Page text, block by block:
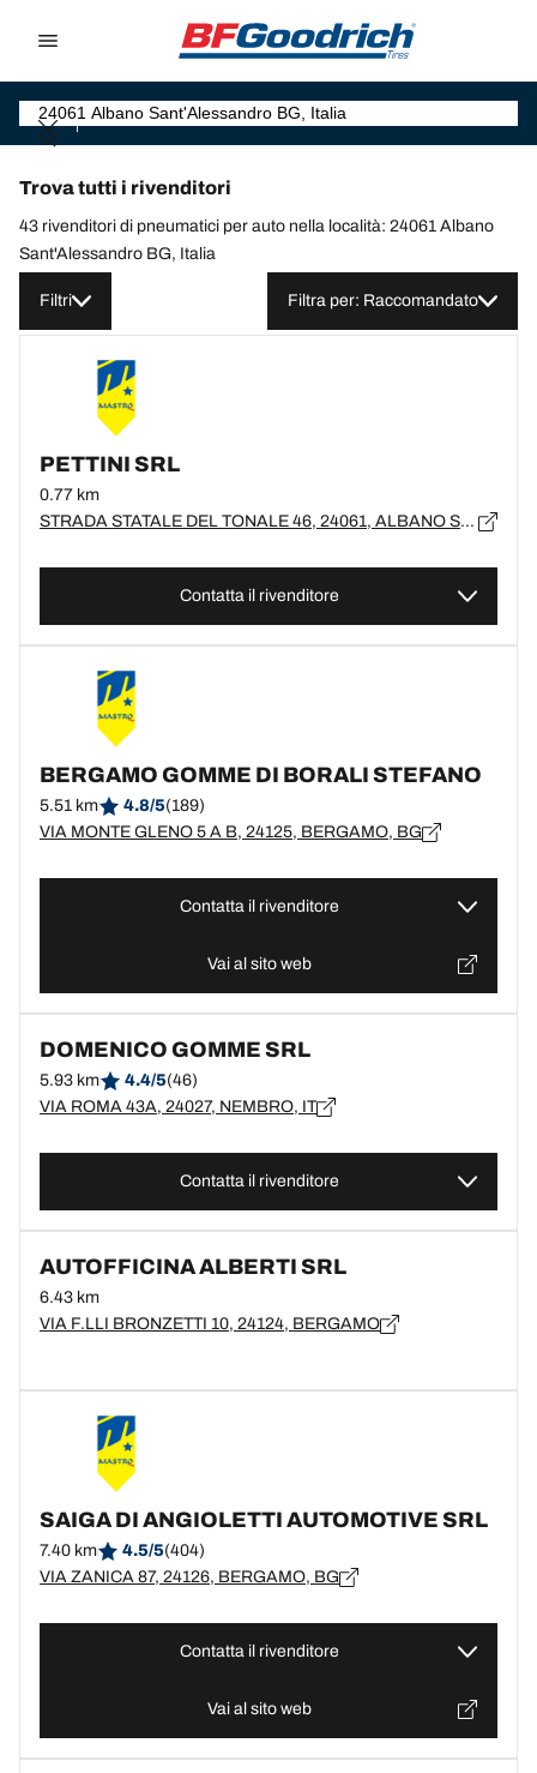
Trova tutti i rivenditori
43 rivenditori di pneumatici per auto nella località: 24061 Albano
Sant'Alessandro BG, Italia
Filtri Filtra per: Raccomandato
PETTINI SRL
0.77 km
STRADA STATALE DEL TONALE 46, 24061, ALBANO SANT'ALESSANDRO
Contatta il rivenditore
BERGAMO GOMME DI BORALI STEFANO
5.51 km 4.8/5(189)
VIA MONTE GLENO 5 A B, 24125, BERGAMO, BG
Contatta il rivenditore
Vai al sito web
DOMENICO GOMME SRL
5.93 km 4.4/5(46)
VIA ROMA 43A, 24027, NEMBRO, IT
Contatta il rivenditore
AUTOFFICINA ALBERTI SRL
6.43 km
VIA F.LLI BRONZETTI 10, 24124, BERGAMO
SAIGA DI ANGIOLETTI AUTOMOTIVE SRL
7.40 km 4.5/5(404)
VIA ZANICA 87, 24126, BERGAMO, BG
Contatta il rivenditore
Vai al sito web